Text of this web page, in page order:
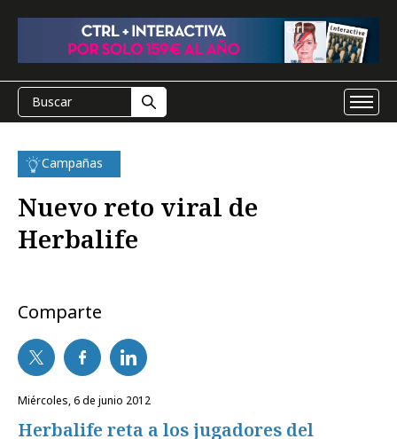
Campañas
Nuevo reto viral de
Herbalife
Comparte
miércoles, 6 de junio 2012
Herbalife reta a los jugadores del